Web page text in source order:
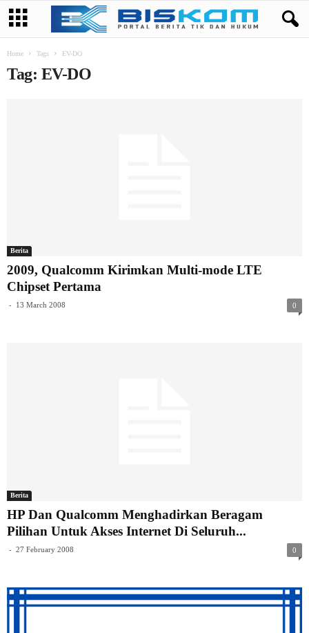
Home Tags EV-DO
Tag: EV-DO
Berita
2009, Qualcomm Kirimkan Multi-mode LTE
Chipset Pertama
- 13 March 2008 0
Berita
HP Dan Qualcomm Menghadirkan Beragam
Pilihan Untuk Akses Internet Di Seluruh...
- 27 February 2008 0